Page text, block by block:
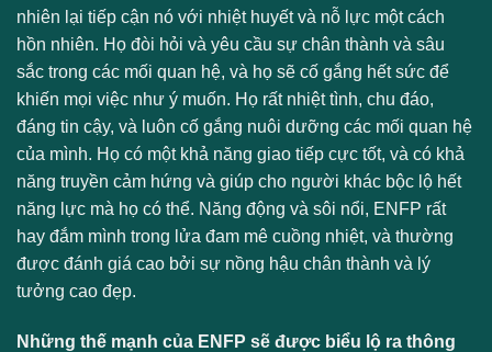
nhiên lại tiếp cận nó với nhiệt huyết và nỗ lực một cách
hồn nhiên. Họ đòi hỏi và yêu cầu sự chân thành và sâu
sắc trong các mối quan hệ, và họ sẽ cố gắng hết sức để
khiến mọi việc như ý muốn. Họ rất nhiệt tình, chu đáo,
đáng tin cậy, và luôn cố gắng nuôi dưỡng các mối quan hệ
của mình. Họ có một khả năng giao tiếp cực tốt, và có khả
năng truyền cảm hứng và giúp cho người khác bộc lộ hết
năng lực mà họ có thể. Năng động và sôi nổi, ENFP rất
hay đắm mình trong lửa đam mê cuồng nhiệt, và thường
được đánh giá cao bởi sự nồng hậu chân thành và lý
tưởng cao đẹp.
Những thế mạnh của ENFP sẽ được biểu lộ ra thông